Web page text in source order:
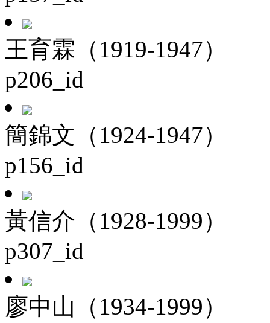
王育霖（1919-1947）
p206_id
簡錦文（1924-1947）
p156_id
黃信介（1928-1999）
p307_id
廖中山（1934-1999）